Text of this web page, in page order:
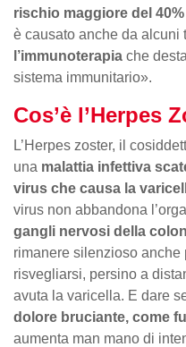
rischio maggiore del 40%
è causato anche da alcuni
l’immunoterapia che
sistema immunitario».
Cos’è l’Herpes
L’Herpes zoster, il
una malattia infettiva
virus che causa la
virus non abbandona
gangli nervosi della
rimanere silenzioso anche
risvegliarsi, persino a
avuta la varicella. E dare
dolore bruciante, come
aumenta man mano di